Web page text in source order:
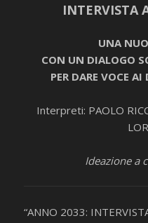
INTERVISTA
UNA
CON UN DIALOGO
PER DARE VOCE
Interpreti: PAOLO
Ideazione a
“ANNO 2033: